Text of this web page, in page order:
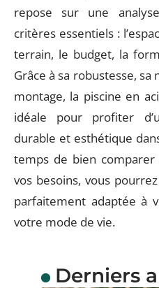
repose sur une
critères essentiels :
terrain, le budget, la
Grâce à sa robustesse,
montage, la piscine en
idéale pour profiter
durable et esthétique
temps de bien comparer
vos besoins, vous
parfaitement adaptée à
votre mode de vie.
Derniers